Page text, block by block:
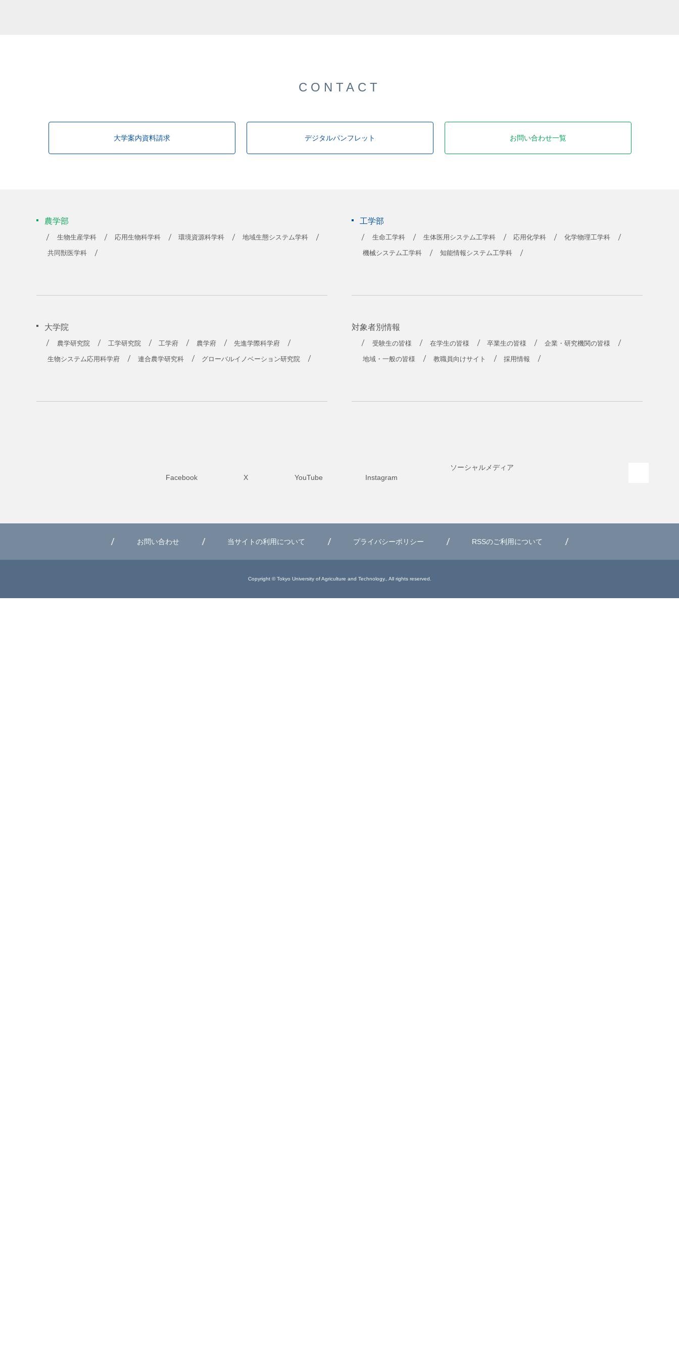
CONTACT
大学案内資料請求 デジタルパンフレット お問い合わせ一覧
農学部
生物生産学科 応用生物科学科 環境資源科学科 地域生態システム学科
共同獣医学科
工学部
生命工学科 生体医用システム工学科 応用化学科 化学物理工学科
機械システム工学科 知能情報システム工学科
大学院
農学研究院 工学研究院 工学府 農学府 先進学際科学府
生物システム応用科学府 連合農学研究科 グローバルイノベーション研究院
対象者別情報
受験生の皆様 在学生の皆様 卒業生の皆様 企業・研究機関の皆様
地域・一般の皆様 教職員向けサイト 採用情報
Facebook
X YouTube Instagram
ソーシャルメディア
お問い合わせ 当サイトの利用について プライバシーポリシー RSSのご利用について
Copyright © Tokyo University of Agriculture and Technology., All rights reserved.